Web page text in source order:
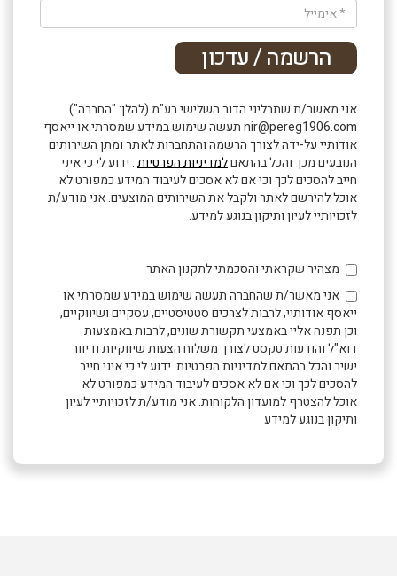
אני מאשר/ת שתבליני הדור השלישי בע"מ (להלן: "החברה")
nir@pereg1906.com תעשה שימוש במידע שמסרתי או ייאסף
אודותיי על-ידה לצורך הרשמה והתחברות לאתר ומתן השירותים
הנובעים מכך והכל בהתאםלמדיניות הפרטיות. ידוע לי כי איני
חייב להסכים לכך וכי אם לא אסכים לעיבוד המידע כמפורט לא
אוכל להירשם לאתר ולקבל את השירותים המוצעים. אני מודע/ת
לזכויותיי לעיון ותיקון בנוגע למידע.
מצהיר שקראתי והסכמתי לתקנון האתר
אני מאשר/ת שהחברה תעשה שימוש במידע שמסרתי או
ייאסף אודותיי, לרבות לצרכים סטטיסטיים, עסקיים ושיווקיים,
וכן תפנה אליי באמצעי תקשורת שונים, לרבות באמצעות
דוא"ל והודעות טקסט לצורך משלוח הצעות שיווקיות ודיוור
ישיר והכל בהתאם למדיניות הפרטיות. ידוע לי כי איני חייב
להסכים לכך וכי אם לא אסכים לעיבוד המידע כמפורט לא
אוכל להצטרף למועדון הלקוחות. אני מודע/ת לזכויותיי לעיון
ותיקון בנוגע למידע